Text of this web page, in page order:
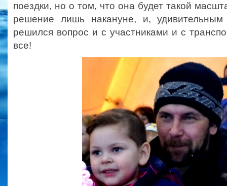
поездки, но о том, что она будет такой
решение лишь накануне, и, удивительным
решился вопрос и с участниками и с
все!